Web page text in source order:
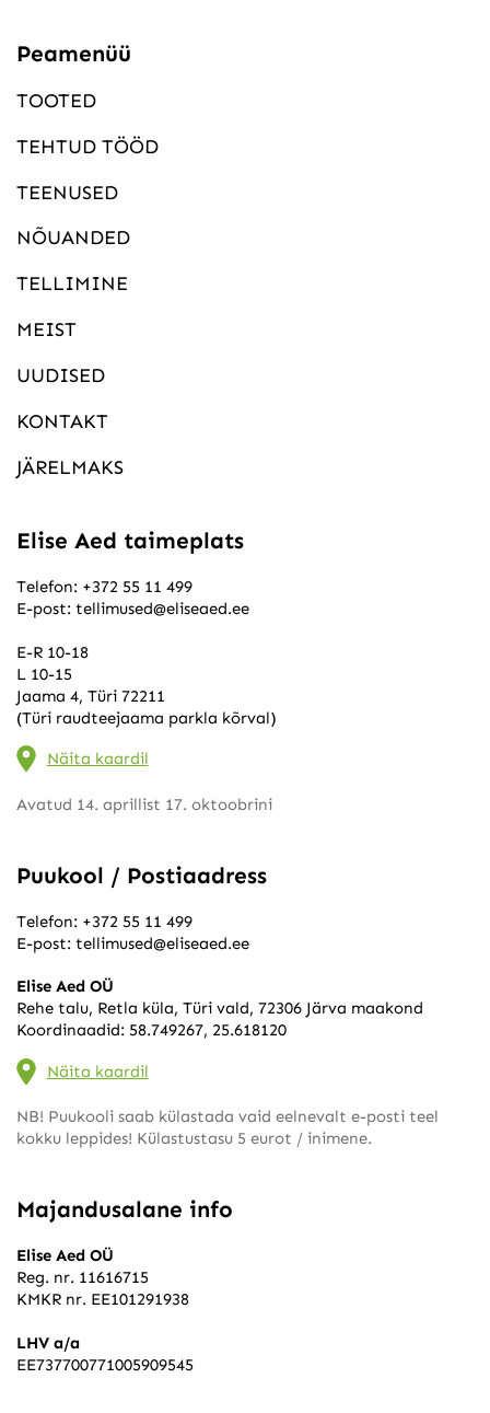
Peamenüü
TOOTED
TEHTUD TÖÖD
TEENUSED
NÕUANDED
TELLIMINE
MEIST
UUDISED
KONTAKT
JÄRELMAKS
Elise Aed taimeplats
Telefon: +372 55 11 499
E-post: tellimused@eliseaed.ee
E-R 10-18
L 10-15
Jaama 4, Türi 72211
(Türi raudteejaama parkla kõrval)
Näita kaardil
Avatud 14. aprillist 17. oktoobrini
Puukool / Postiaadress
Telefon: +372 55 11 499
E-post: tellimused@eliseaed.ee
Elise Aed OÜ
Rehe talu, Retla küla, Türi vald, 72306 Järva maakond
Koordinaadid: 58.749267, 25.618120
Näita kaardil
NB! Puukooli saab külastada vaid eelnevalt e-posti teel
kokku leppides! Külastustasu 5 eurot / inimene.
Majandusalane info
Elise Aed OÜ
Reg. nr. 11616715
KMKR nr. EE101291938
LHV a/a
EE737700771005909545